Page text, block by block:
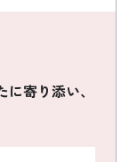
寄り添い、